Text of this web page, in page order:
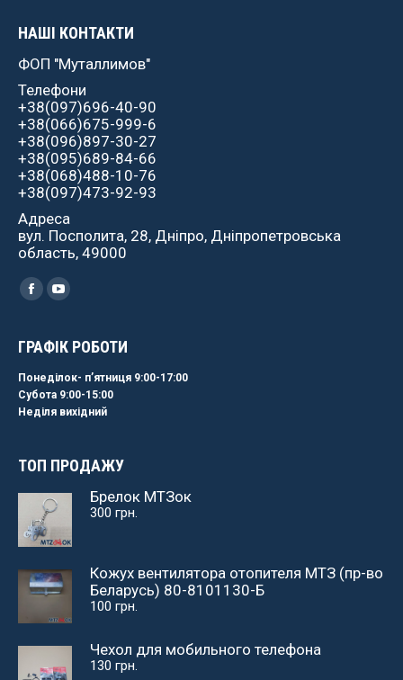
НАШІ КОНТАКТИ
ФОП "Муталлимов"
Телефони
+38(097)696-40-90
+38(066)675-999-6
+38(096)897-30-27
+38(095)689-84-66
+38(068)488-10-76
+38(097)473-92-93
Адреса
вул. Посполита, 28, Дніпро, Дніпропетровська
область, 49000
Найдите нас:
Facebook
YouTube
ГРАФІК РОБОТИ
Понеділок- пʼятниця 9:00-17:00
Субота 9:00-15:00
Неділя вихідний
ТОП ПРОДАЖУ
Брелок МТЗок
300 грн.
Кожух вентилятора отопителя МТЗ (пр-во
Беларусь) 80-8101130-Б
100 грн.
Чехол для мобильного телефона
130 грн.